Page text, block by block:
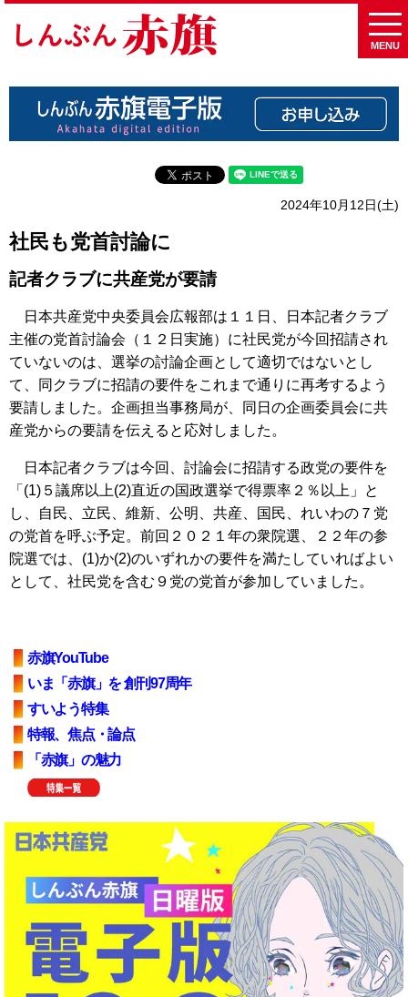
MENU
2024年10月12日(土)
社民も党首討論に
記者クラブに共産党が要請
日本共産党中央委員会広報部は１１日、日本記者クラブ
主催の党首討論会（１２日実施）に社民党が今回招請され
ていないのは、選挙の討論企画として適切ではないとし
て、同クラブに招請の要件をこれまで通りに再考するよう
要請しました。企画担当事務局が、同日の企画委員会に共
産党からの要請を伝えると応対しました。
日本記者クラブは今回、討論会に招請する政党の要件を
「(1)５議席以上(2)直近の国政選挙で得票率２％以上」と
し、自民、立民、維新、公明、共産、国民、れいわの７党
の党首を呼ぶ予定。前回２０２１年の衆院選、２２年の参
院選では、(1)か(2)のいずれかの要件を満たしていればよい
として、社民党を含む９党の党首が参加していました。
赤旗YouTube
いま「赤旗」を 創刊97周年
すいよう特集
特報、焦点・論点
「赤旗」の魅力